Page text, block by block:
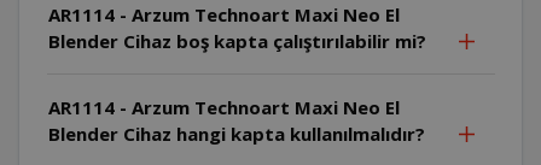
AR1114 - Arzum Technoart Maxi Neo El
Blender Cihaz boş kapta çalıştırılabilir mi?
AR1114 - Arzum Technoart Maxi Neo El
Blender Cihaz hangi kapta kullanılmalıdır?